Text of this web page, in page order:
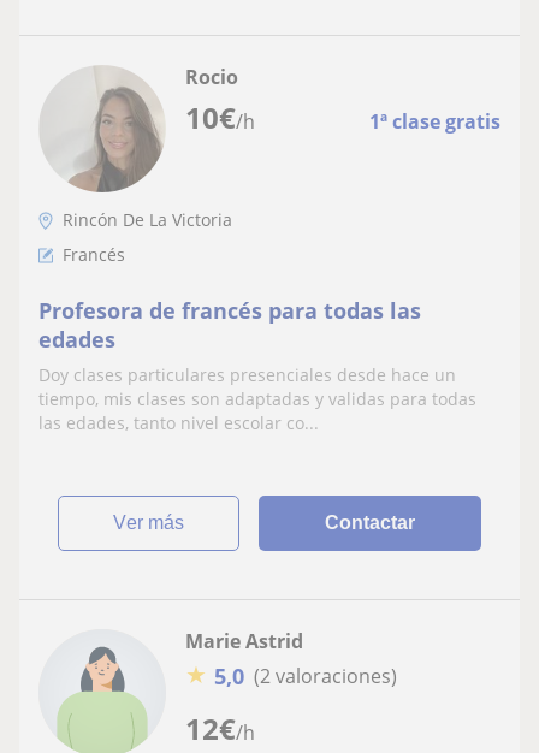
10€/h 1ª clase gratis
Rocio
Rincón De La Victoria
Francés
Profesora de francés para todas las
edades
Doy clases particulares presenciales desde hace un
tiempo, mis clases son adaptadas y validas para todas
las edades, tanto nivel escolar co...
ver más Contactar
12€/h
Marie Astrid
★ 5,0 (2 valoraciones)